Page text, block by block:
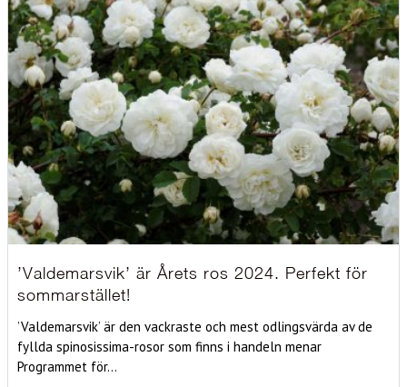
’Valdemarsvik’ är Årets ros 2024. Perfekt för
sommarstället!
’Valdemarsvik’ är den vackraste och mest odlingsvärda av de
fyllda spinosissima-rosor som finns i handeln menar
Programmet för...